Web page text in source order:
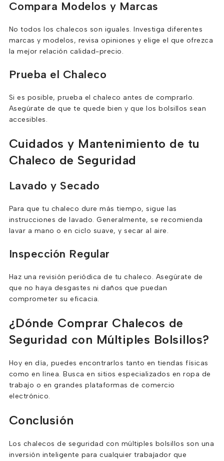
Compara Modelos y Marcas
No todos los chalecos son iguales. Investiga diferentes
marcas y modelos, revisa opiniones y elige el que ofrezca
la mejor relación calidad-precio.
Prueba el Chaleco
Si es posible, prueba el chaleco antes de comprarlo.
Asegúrate de que te quede bien y que los bolsillos sean
accesibles.
Cuidados y Mantenimiento de tu
Chaleco de Seguridad
Lavado y Secado
Para que tu chaleco dure más tiempo, sigue las
instrucciones de lavado. Generalmente, se recomienda
lavar a mano o en ciclo suave, y secar al aire.
Inspección Regular
Haz una revisión periódica de tu chaleco. Asegúrate de
que no haya desgastes ni daños que puedan
comprometer su eficacia.
¿Dónde Comprar Chalecos de
Seguridad con Múltiples Bolsillos?
Hoy en día, puedes encontrarlos tanto en tiendas físicas
como en línea. Busca en sitios especializados en ropa de
trabajo o en grandes plataformas de comercio
electrónico.
Conclusión
Los chalecos de seguridad con múltiples bolsillos son una
inversión inteligente para cualquier trabajador que